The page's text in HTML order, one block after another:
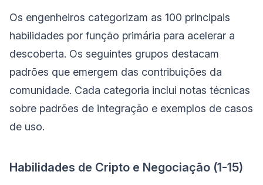
Os engenheiros categorizam as 100 principais
habilidades por função primária para acelerar a
descoberta. Os seguintes grupos destacam
padrões que emergem das contribuições da
comunidade. Cada categoria inclui notas técnicas
sobre padrões de integração e exemplos de casos
de uso.
Habilidades de Cripto e Negociação (1-15)